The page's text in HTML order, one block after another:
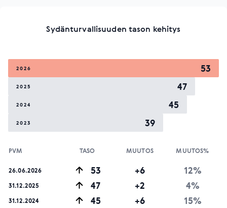
Sydänturvallisuuden tason kehitys
2026 53
2025 47
2024 45
2023 39
PVM TASO MUUTOS MUUTOS%
26.06.2026 53 +6 12%
31.12.2025 47 +2 4%
31.12.2024 45 +6 15%